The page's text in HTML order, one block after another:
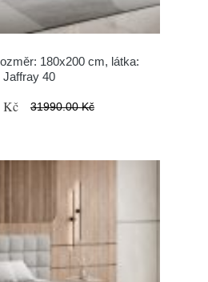
180x200 cm, látka:
Jaffray 40
Kč 31990.00 Kč